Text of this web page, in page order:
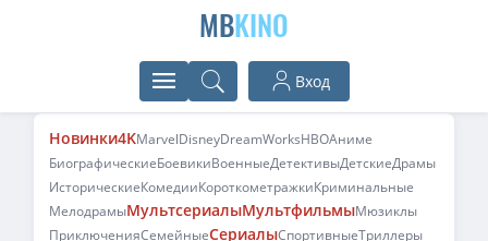
MBKINO
Вход
Новинки4KMarvelDisneyDreamWorksHBOАниме
БиографическиеБоевикиВоенныеДетективыДетскиеДрамы
ИсторическиеКомедииКороткометражкиКриминальные
МелодрамыМультсериалыМультфильмыМюзиклы
ПриключенияСемейныеСериалыСпортивныеТриллеры